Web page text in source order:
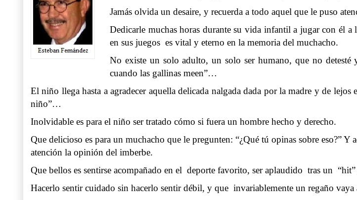
Jamás olvida un desaire, y recuerda a todo aquel que le puso
Dedicarle muchas horas durante su vida infantil a jugar con él
en sus juegos es vital y eterno en la memoria del muchacho.
No existe un solo adulto, un solo ser humano, que no detesté
cuando las gallinas meen”…
El niño llega hasta a agradecer aquella delicada nalgada dada por la madre y de
niño”…
Inolvidable es para el niño ser tratado cómo si fuera un hombre hecho y derecho.
Que delicioso es para un muchacho que le pregunten: “¿Qué tú opinas sobre eso?”
atención la opinión del imberbe.
Que bellos es sentirse acompañado en el deporte favorito, ser aplaudido tras un
Hacerlo sentir cuidado sin hacerlo sentir débil, y que invariablemente un regaño